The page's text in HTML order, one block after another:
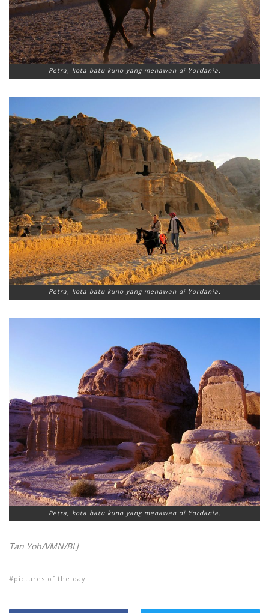
Petra, kota batu kuno yang menawan di Yordania.
Petra, kota batu kuno yang menawan di Yordania.
Petra, kota batu kuno yang menawan di Yordania.
Tan Yoh/VMN/BLJ
pictures of the day